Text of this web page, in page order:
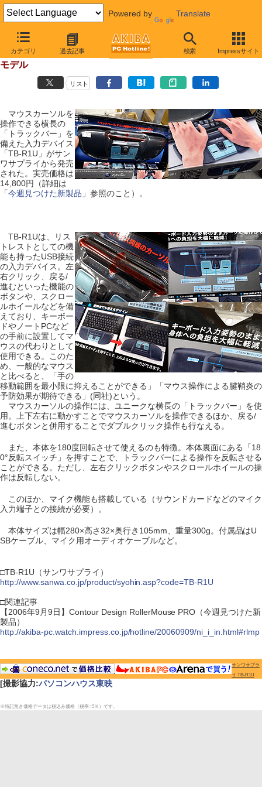
Powered by Translate
カテゴリ 過去記事 検索 Impressサイト
【 2011年6月8日 】
キーボードの手前に置いてマウスを操作、トラックバーに最新
モデル
リスト
マウスカーソルを
操作できる横長の
「トラックバー」を
備えた入力デバイス
「TB-R1U」がサン
ワサプライから発売
された。実売価格は
14,800円（詳細は
「今週見つけた新製品 」参照のこと）。
TB-R1Uは、リス
トレストとしての機
能も持ったUSB接続
の入力デバイス。左
右クリック、戻る/
進むといった機能の
ボタンや、スクロー
ルホイールなどを備
えており、キーボー
ドやノートPCなど
の手前に設置してマ
ウスの代わりとして
使用できる。このた
め、一般的なマウス
と比べると、「手の
移動範囲を最小限に抑えることができる」「マウス操作による腱鞘炎の
予防効果が期待できる」(同社)という。
マウスカーソルの操作には、ユニークな横長の「トラックバー」を使
用。上下左右に動かすことでマウスカーソルを操作できるほか、戻る/
進むボタンと併用することでダブルクリック操作も行なえる。
また、本体を180度回転させて使えるのも特徴。本体裏面にある「18
0°反転スイッチ」を押すことで、トラックバーによる操作を反転させる
ことができる。ただし、左右クリックボタンやスクロールホイールの操
作は反転しない。
このほか、マイク機能も搭載している（サウンドカードなどのマイク
入力端子との接続が必要）。
本体サイズは幅280×高さ32×奥行き105mm、重量300g。付属品はU
SBケーブル、マイク用オーディオケーブルなど。
□TB-R1U（サンワサプライ）
http://www.sanwa.co.jp/product/syohin.asp?code=TB-R1U
□関連記事
【2006年9月9日】Contour Design RollerMouse PRO（今週見つけた新
製品）
http://akiba-pc.watch.impress.co.jp/hotline/20060909/ni_i_in.html#rlmp
サンワサプラ
イ TB-R1U
[撮影協力:パソコンハウス東映
※特記無き価格データは税込み価格（税率=5％）です。